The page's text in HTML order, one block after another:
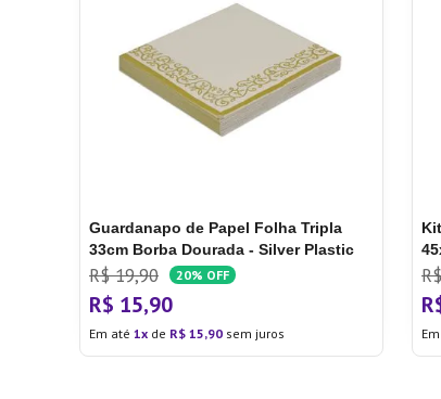
Guardanapo de Papel Folha Tripla
33cm Borba Dourada - Silver Plastic
R$ 19,90 20% OFF
R$ 15,90
Em até 1 de R$ 15,90 sem juros
R$